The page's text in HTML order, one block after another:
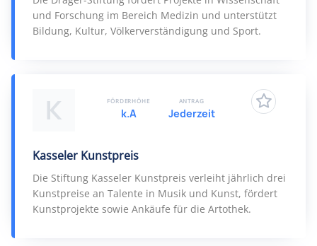
und Forschung im Bereich Medizin und unterstützt
Bildung, Kultur, Völkerverständigung und Sport.
K
Kasseler Kunstpreis
Die Stiftung Kasseler Kunstpreis verleiht jährlich drei
Kunstpreise an Talente in Musik und Kunst, fördert
Kunstprojekte sowie Ankäufe für die Artothek.
FÖRDERHÖHE
k.A
ANTRAG
Jederzeit